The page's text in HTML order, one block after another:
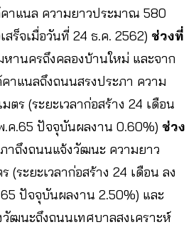
าแนล ความยาวประมาณ 580
สร็จเมื่อวันที่ 24 ธ.ค. 2562) ช่วงที่
หานครถึงคลองบ้านใหม่ และจาก
าแนลถึงถนนสรงประภา ความ
ร (ระยะเวลาก่อสร้าง 24 เดือน
.65 ปัจจุบันผลงาน 0.60%) ช่วง
าถึงถนนแจ้งวัฒนะ ความยาว
(ระยะเวลาก่อสร้าง 24 เดือน ลง
ปัจจุบันผลงาน 2.50%) และ
ฒนะถึงถนนเทศบาลสงเคราะห์